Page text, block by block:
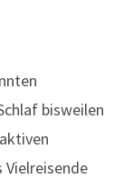
bisweilen
Vielreisende